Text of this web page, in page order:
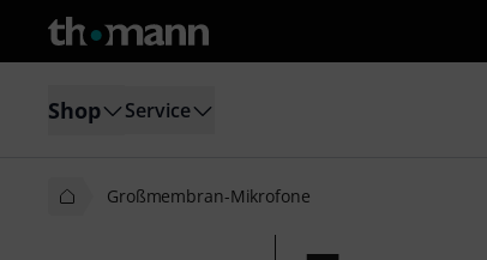
Shop Service
Großmembran-Mikrofone